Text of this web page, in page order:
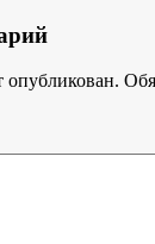
опубликован.